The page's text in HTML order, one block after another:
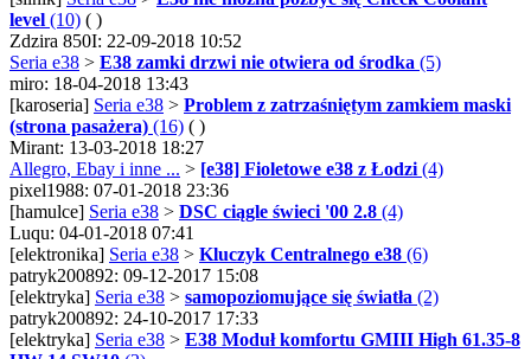
level (10) ( )
Zdzira 850I: 22-09-2018 10:52
Seria e38 > E38 zamki drzwi nie otwiera od środka (5)
miro: 18-04-2018 13:43
[karoseria] Seria e38 > Problem z zatrzaśniętym zamkiem maski
(strona pasażera) (16) ( )
Mirant: 13-03-2018 18:27
Allegro, Ebay i inne ... > [e38] Fioletowe e38 z Łodzi (4)
pixel1988: 07-01-2018 23:36
[hamulce] Seria e38 > DSC ciągle świeci '00 2.8 (4)
Luqu: 04-01-2018 07:41
[elektronika] Seria e38 > Kluczyk Centralnego e38 (6)
patryk200892: 09-12-2017 15:08
[elektryka] Seria e38 > samopoziomujące się światła (2)
patryk200892: 24-10-2017 17:33
[elektryka] Seria e38 > E38 Moduł komfortu GMIII High 61.35-8